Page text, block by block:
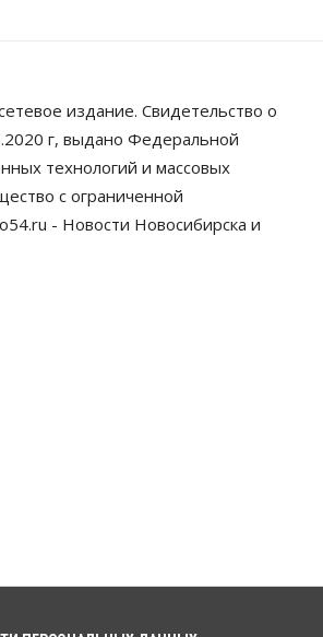
В Новосибирской
области резко сократился
грузооборот в автоперевозках
07 Августа 2026, 19:00
Общество
издание. Свидетельство о
г, выдано Федеральной
технологий и массовых
с ограниченной
- Новости Новосибирска и